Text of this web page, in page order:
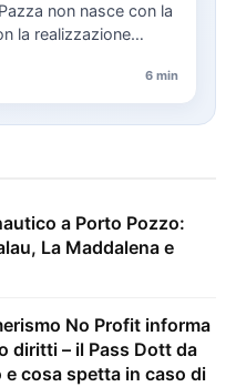
non nasce con la
la realizzazione
6 min
a Porto Pozzo:
La Maddalena e
No Profit informa
diritti – il Pass Dott da
cosa spetta in caso di